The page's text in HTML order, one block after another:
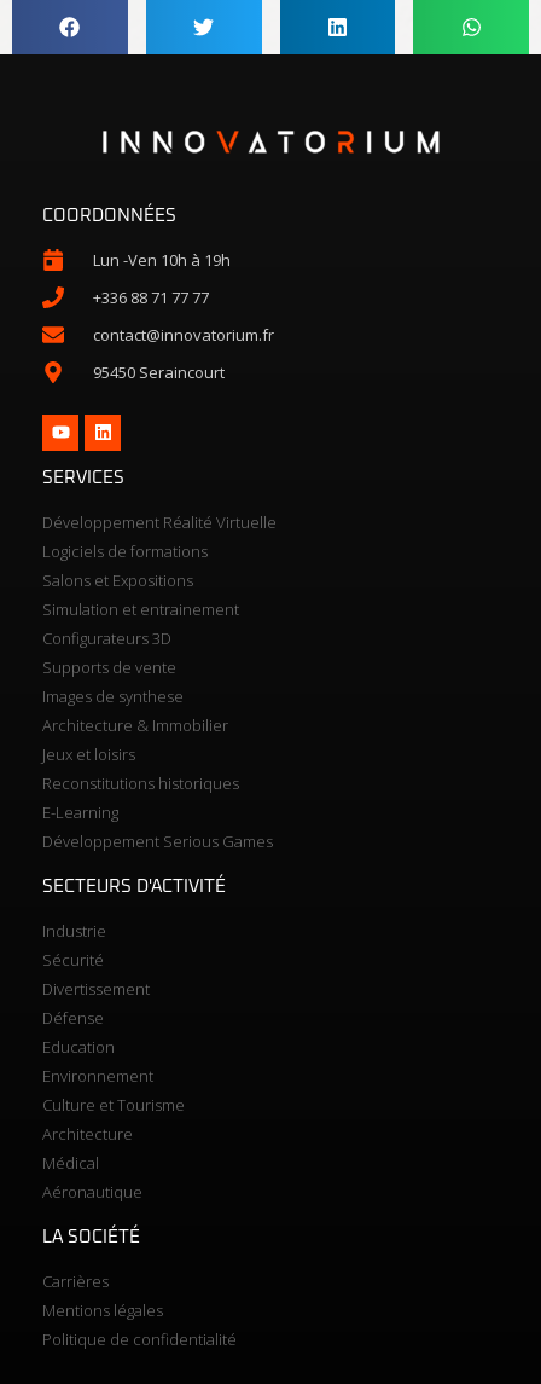
COORDONNÉES
Lun -Ven 10h à 19h
+336 88 71 77 77
contact@innovatorium.fr
95450 Seraincourt
SERVICES
Développement Réalité Virtuelle
Logiciels de formations
Salons et Expositions
Simulation et entrainement
Configurateurs 3D
Supports de vente
Images de synthese
Architecture & Immobilier
Jeux et loisirs
Reconstitutions historiques
E-Learning
Développement Serious Games
SECTEURS D'ACTIVITÉ
Industrie
Sécurité
Divertissement
Défense
Education
Environnement
Culture et Tourisme
Architecture
Médical
Aéronautique
LA SOCIÉTÉ
Carrières
Mentions légales
Politique de confidentialité